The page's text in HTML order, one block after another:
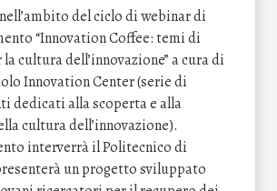
del ciclo di webinar di
“Innovation Coffee: temi di
cultura dell’innovazione” a cura di
Innovation Center (serie di
dedicati alla scoperta e alla
cultura dell’innovazione).
interverrà il Politecnico di
un progetto sviluppato